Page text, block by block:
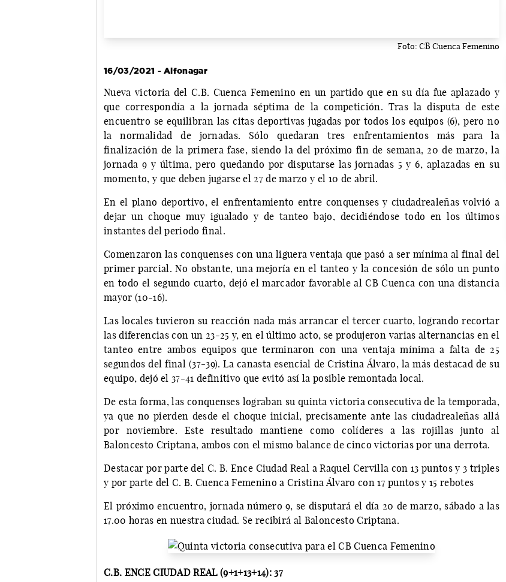
Foto: CB Cuenca Femenino
16/03/2021 - Alfonagar
Nueva victoria del C.B. Cuenca Femenino en un partido que en su día fue aplazado y
que correspondía a la jornada séptima de la competición. Tras la disputa de este
encuentro se equilibran las citas deportivas jugadas por todos los equipos (6), pero no
la normalidad de jornadas. Sólo quedaran tres enfrentamientos más para la
finalización de la primera fase, siendo la del próximo fin de semana, 20 de marzo, la
jornada 9 y última, pero quedando por disputarse las jornadas 5 y 6, aplazadas en su
momento, y que deben jugarse el 27 de marzo y el 10 de abril.
En el plano deportivo, el enfrentamiento entre conquenses y ciudadrealeñas volvió a
dejar un choque muy igualado y de tanteo bajo, decidiéndose todo en los últimos
instantes del periodo final.
Comenzaron las conquenses con una liguera ventaja que pasó a ser mínima al final del
primer parcial. No obstante, una mejoría en el tanteo y la concesión de sólo un punto
en todo el segundo cuarto, dejó el marcador favorable al CB Cuenca con una distancia
mayor (10-16).
Las locales tuvieron su reacción nada más arrancar el tercer cuarto, logrando recortar
las diferencias con un 23-25 y, en el último acto, se produjeron varias alternancias en el
tanteo entre ambos equipos que terminaron con una ventaja mínima a falta de 25
segundos del final (37-39). La canasta esencial de Cristina Álvaro, la más destacad de su
equipo, dejó el 37-41 definitivo que evitó así la posible remontada local.
De esta forma, las conquenses lograban su quinta victoria consecutiva de la temporada,
ya que no pierden desde el choque inicial, precisamente ante las ciudadrealeñas allá
por noviembre. Este resultado mantiene como colíderes a las rojillas junto al
Baloncesto Criptana, ambos con el mismo balance de cinco victorias por una derrota.
Destacar por parte del C. B. Ence Ciudad Real a Raquel Cervilla con 13 puntos y 3 triples
y por parte del C. B. Cuenca Femenino a Cristina Álvaro con 17 puntos y 15 rebotes
El próximo encuentro, jornada número 9, se disputará el día 20 de marzo, sábado a las
17.00 horas en nuestra ciudad. Se recibirá al Baloncesto Criptana.
C.B. ENCE CIUDAD REAL (9+1+13+14): 37